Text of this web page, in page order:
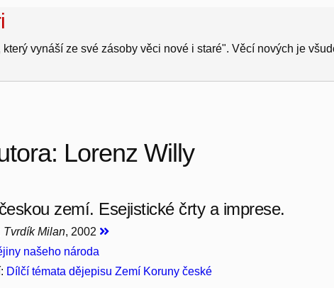
vynáší ze své zásoby věci nové i staré". Věcí nových je
Lorenz Willy
zemí. Esejistické črty a imprese.
Tvrdík Milan, 2002
našeho národa
Dílčí témata dějepisu Zemí Koruny české